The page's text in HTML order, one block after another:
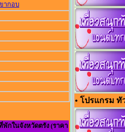
ขากอบ
พักในจังหวัดตรัง (ราคา
• โปรแกรม ทั